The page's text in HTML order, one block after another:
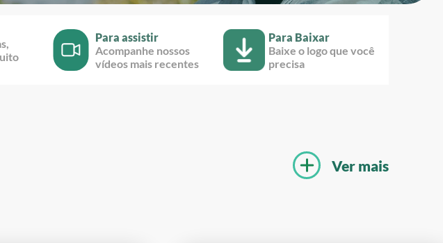
Para assistir
Acompanhe nossos
vídeos mais recentes
Para Baixar
Baixe o logo que você
precisa
Ver mais